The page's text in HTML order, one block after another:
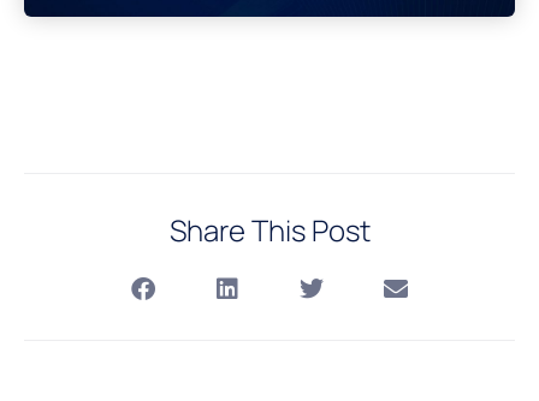
Share This Post